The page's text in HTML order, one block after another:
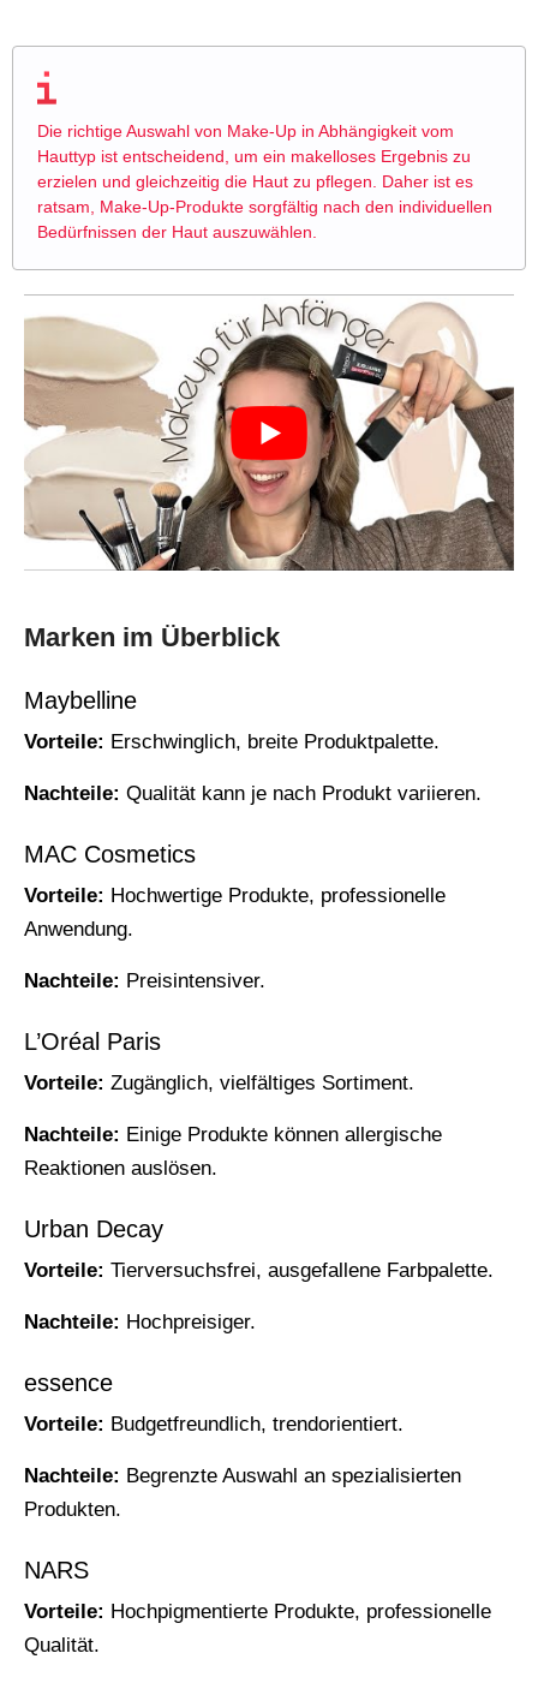
Die richtige Auswahl von Make-Up in Abhängigkeit vom
Hauttyp ist entscheidend, um ein makelloses Ergebnis zu
erzielen und gleichzeitig die Haut zu pflegen. Daher ist es
ratsam, Make-Up-Produkte sorgfältig nach den individuellen
Bedürfnissen der Haut auszuwählen.
Marken im Überblick
Maybelline
Vorteile: Erschwinglich, breite Produktpalette.
Nachteile: Qualität kann je nach Produkt variieren.
MAC Cosmetics
Vorteile: Hochwertige Produkte, professionelle
Anwendung.
Nachteile: Preisintensiver.
L’Oréal Paris
Vorteile: Zugänglich, vielfältiges Sortiment.
Nachteile: Einige Produkte können allergische
Reaktionen auslösen.
Urban Decay
Vorteile: Tierversuchsfrei, ausgefallene Farbpalette.
Nachteile: Hochpreisiger.
essence
Vorteile: Budgetfreundlich, trendorientiert.
Nachteile: Begrenzte Auswahl an spezialisierten
Produkten.
NARS
Vorteile: Hochpigmentierte Produkte, professionelle
Qualität.